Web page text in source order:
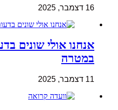
16 דצמבר, 2025
אנחנו אולי שונים
במטרה
11 דצמבר, 2025